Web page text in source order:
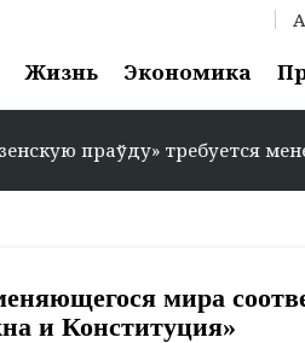
Жизнь Экономика
требуется менеджер по
мира
и Конституция»